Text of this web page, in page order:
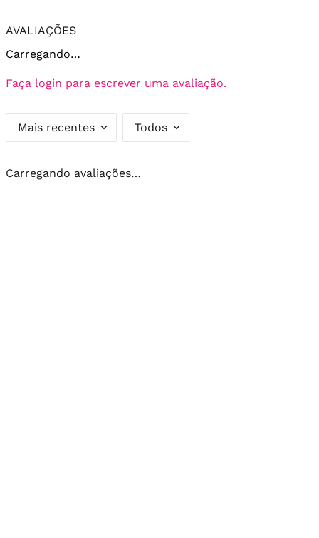
AVALIAÇÕES
Carregando…
Faça login para escrever uma avaliação.
Mais recentes Todos
Carregando avaliações…